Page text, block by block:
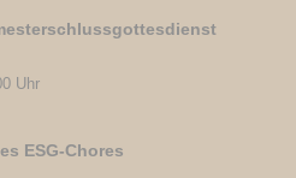
Uhr
ESG-Chores